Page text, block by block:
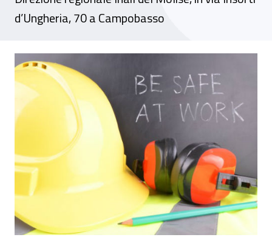
d’Ungheria, 70 a Campobasso
Molise, Inail e Unimol insieme per